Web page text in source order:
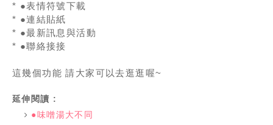
* ●表情符號下載
* ●連結貼紙
* ●最新訊息與活動
* ●聯絡接接
這幾個功能 請大家可以去逛逛喔~
延伸閱讀 :
●味噌湯大不同